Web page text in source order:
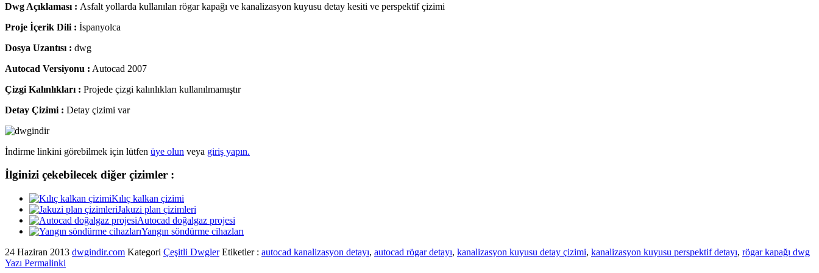
Dwg Açıklaması : Asfalt yollarda kullanılan rögar kapağı ve kanalizasyon kuyusu detay kesiti ve perspektif çizimi
Proje İçerik Dili : İspanyolca
Dosya Uzantısı : dwg
Autocad Versiyonu : Autocad 2007
Çizgi Kalınlıkları : Projede çizgi kalınlıkları kullanılmamıştır
Detay Çizimi : Detay çizimi var
İndirme linkini görebilmek için lütfen üye olun veya giriş yapın.
İlginizi çekebilecek diğer çizimler :
Kılıç kalkan çizimi
Jakuzi plan çizimleri
Autocad doğalgaz projesi
Yangın söndürme cihazları
24 Haziran 2013 dwgindir.com Kategori Çeşitli Dwgler Etiketler : autocad kanalizasyon detayı, autocad rögar detayı, kanalizasyon kuyusu detay çizimi, kanalizasyon kuyusu perspektif detayı, rögar kapağı dwg
Yazı Permalinki